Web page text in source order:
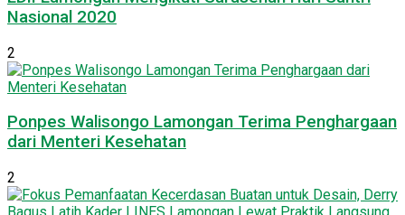
Nasional 2020
2
Ponpes Walisongo Lamongan Terima Penghargaan
dari Menteri Kesehatan
2